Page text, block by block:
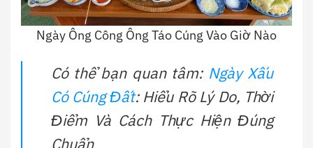
Ngày Ông Công Ông Táo Cúng Vào Giờ Nào
Có thể bạn quan tâm: Ngày Xấu
Có Cúng Đất: Hiểu Rõ Lý Do, Thời
Điểm Và Cách Thực Hiện Đúng
Chuẩn